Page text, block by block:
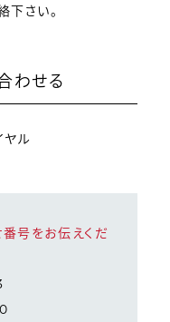
下さい。
わせる
ヤル
号をお伝えくだ